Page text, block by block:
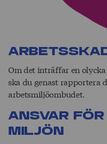
Om det inträffar en
ska du genast rapportera
arbetsmiljöombudet.
Ansvar
miljön